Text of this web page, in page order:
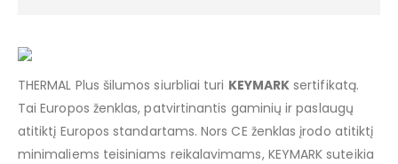
THERMAL Plus šilumos siurbliai turi KEYMARK sertifikatą.
Tai Europos ženklas, patvirtinantis gaminių ir paslaugų
atitiktį Europos standartams. Nors CE ženklas įrodo atitiktį
minimaliems teisiniams reikalavimams, KEYMARK suteikia